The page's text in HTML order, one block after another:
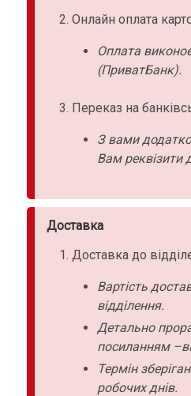
Онлайн оплата
Оплата
(ПриватБанк).
Переказ на
З вами
Вам реквізити
Доставка
Доставка до
Вартість
відділення.
Детально
посиланням
Термін
робочих днів.